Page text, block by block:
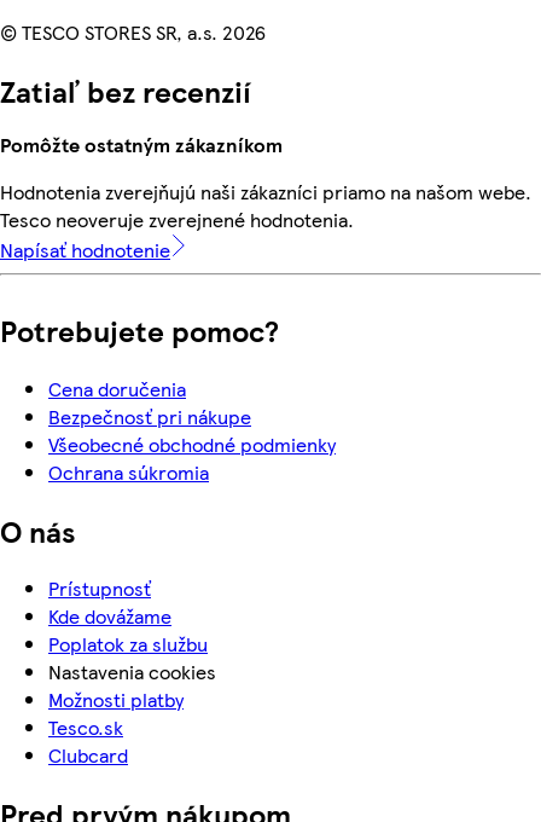
© TESCO STORES SR, a.s. 2026
Zatiaľ bez recenzií
Pomôžte ostatným zákazníkom
Hodnotenia zverejňujú naši zákazníci priamo na našom webe.
Tesco neoveruje zverejnené hodnotenia.
Napísať hodnotenie
Potrebujete pomoc?
Cena doručenia
Bezpečnosť pri nákupe
Všeobecné obchodné podmienky
Ochrana súkromia
O nás
Prístupnosť
Kde dovážame
Poplatok za službu
Nastavenia cookies
Možnosti platby
Tesco.sk
Clubcard